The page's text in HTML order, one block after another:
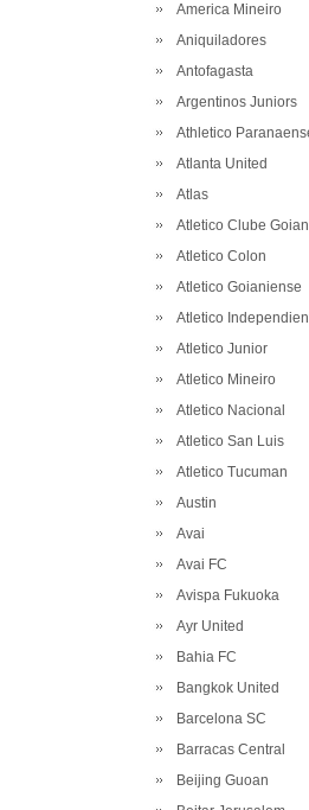
America Mineiro
Aniquiladores
Antofagasta
Argentinos Juniors
Athletico
Atlanta United
Atlas
Atletico Clube
Atletico Colon
Atletico Goianiense
Atletico
Atletico Junior
Atletico Mineiro
Atletico Nacional
Atletico San Luis
Atletico Tucuman
Austin
Avai
Avai FC
Avispa Fukuoka
Ayr United
Bahia FC
Bangkok United
Barcelona SC
Barracas Central
Beijing Guoan